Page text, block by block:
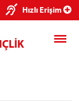
Hızlı Erişim×